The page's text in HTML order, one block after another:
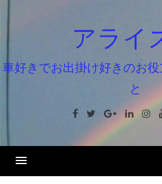
ン
ツ
ッ
アライ
車好きでお出掛け好きのお
と
Facebook
TwitterGoogle+